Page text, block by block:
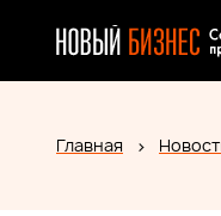
Главная